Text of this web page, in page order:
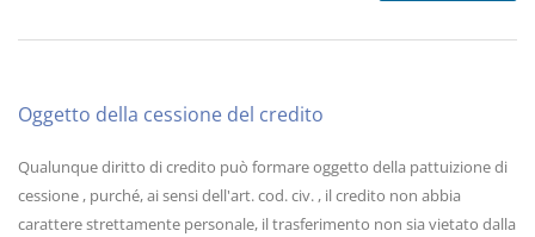
Oggetto della cessione del credito
Qualunque diritto di credito può formare oggetto della pattuizione di
cessione , purché, ai sensi dell'art. cod. civ. , il credito non abbia
carattere strettamente personale, il trasferimento non sia vietato dalla